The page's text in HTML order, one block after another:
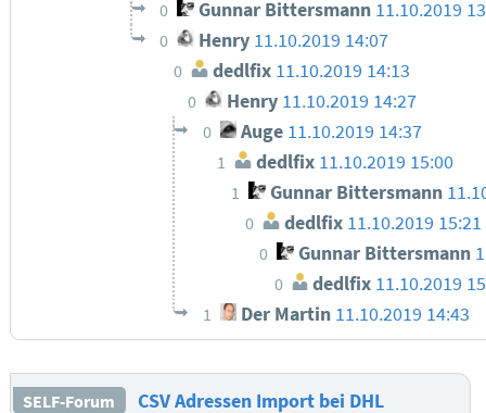
0 Gunnar Bittersmann 11.10.2019
0 Henry 11.10.2019 14:07
0 dedlfix 11.10.2019 14:13
0 Henry 11.10.2019 14:27
0 Auge 11.10.2019 14:37
1 dedlfix 11.10.2019 15:00
1 Gunnar Bittersmann
0 dedlfix 11.10.2019 15:21
0 Gunnar Bittersmann
0 dedlfix 11.10.2019
1 Der Martin 11.10.2019 14:43
SELF-Forum
CSV Adressen Import bei DHL